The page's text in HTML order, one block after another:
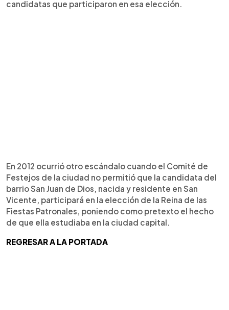
candidatas que participaron en esa elección.
En 2012 ocurrió otro escándalo cuando el Comité de
Festejos de la ciudad no permitió que la candidata del
barrio San Juan de Dios, nacida y residente en San
Vicente, participará en la elección de la Reina de las
Fiestas Patronales, poniendo como pretexto el hecho
de que ella estudiaba en la ciudad capital.
REGRESAR A LA PORTADA